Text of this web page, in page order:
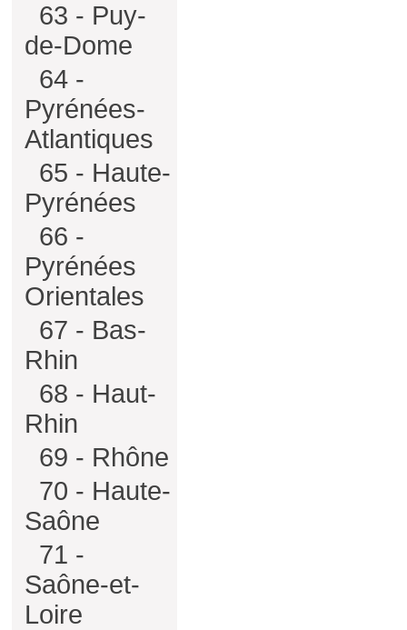
63 - Puy-
de-Dome
64 -
Pyrénées-
Atlantiques
65 - Haute-
Pyrénées
66 -
Pyrénées
Orientales
67 - Bas-
Rhin
68 - Haut-
Rhin
69 - Rhône
70 - Haute-
Saône
71 -
Saône-et-
Loire